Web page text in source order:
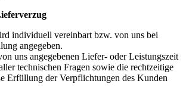
individuell vereinbart bzw. von uns bei
angegeben.
uns angegebenen Liefer- oder Leistungszeit
technischen Fragen sowie die rechtzeitige
Erfüllung der Verpflichtungen des Kunden